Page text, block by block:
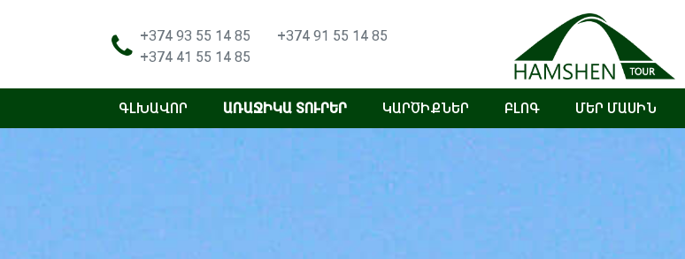
+374 93 55 14 85
+374 91 55 14 85
+374 41 55 14 85
ԳԼԽԱՎՈՐ ԱՌԱՋԻԿԱ ՏՈՒՐԵՐ ԿԱՐԾԻՔՆԵՐ ԲԼՈԳ ՄԵՐ ՄԱՍԻՆ